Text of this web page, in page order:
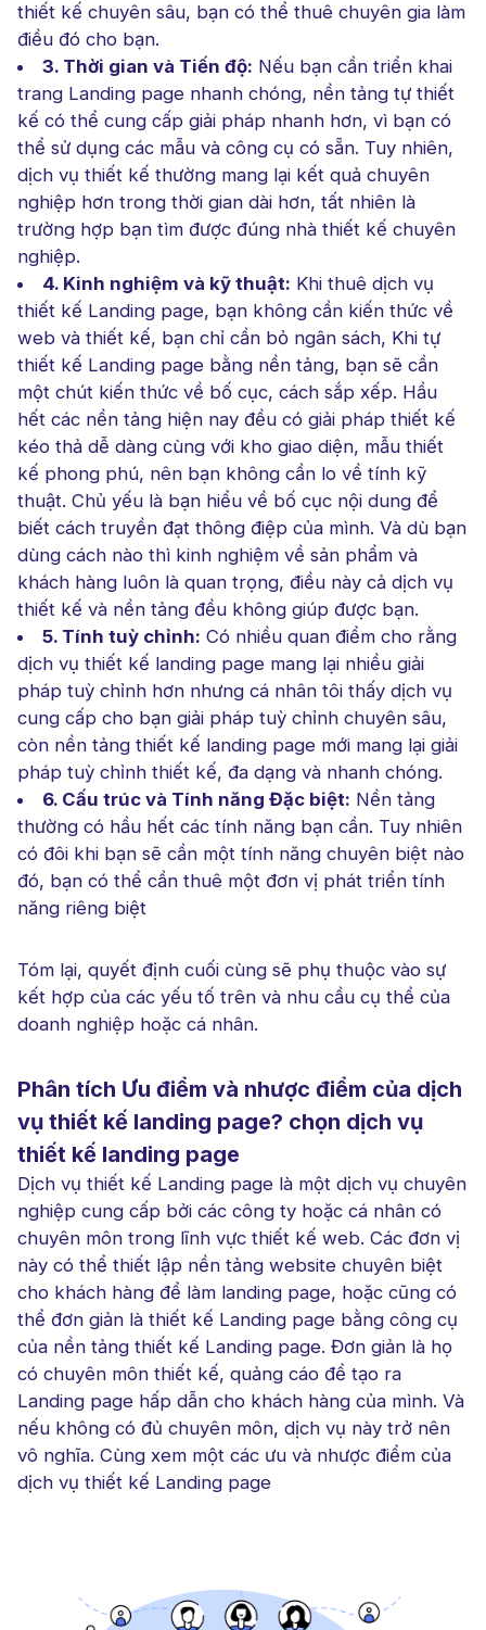
thiết kế chuyên sâu, bạn có thể thuê chuyên gia làm
điều đó cho bạn.
3. Thời gian và Tiến độ: Nếu bạn cần triển khai
trang Landing page nhanh chóng, nền tảng tự thiết
kế có thể cung cấp giải pháp nhanh hơn, vì bạn có
thể sử dụng các mẫu và công cụ có sẵn. Tuy nhiên,
dịch vụ thiết kế thường mang lại kết quả chuyên
nghiệp hơn trong thời gian dài hơn, tất nhiên là
trường hợp bạn tìm được đúng nhà thiết kế chuyên
nghiệp.
4. Kinh nghiệm và kỹ thuật: Khi thuê dịch vụ
thiết kế Landing page, bạn không cần kiến thức về
web và thiết kế, bạn chỉ cần bỏ ngân sách, Khi tự
thiết kế Landing page bằng nền tảng, bạn sẽ cần
một chút kiến thức về bố cục, cách sắp xếp. Hầu
hết các nền tảng hiện nay đều có giải pháp thiết kế
kéo thả dễ dàng cùng với kho giao diện, mẫu thiết
kế phong phú, nên bạn không cần lo về tính kỹ
thuật. Chủ yếu là bạn hiểu về bố cục nội dung để
biết cách truyền đạt thông điệp của mình. Và dù bạn
dùng cách nào thì kinh nghiệm về sản phẩm và
khách hàng luôn là quan trọng, điều này cả dịch vụ
thiết kế và nền tảng đều không giúp được bạn.
5. Tính tuỳ chỉnh: Có nhiều quan điểm cho rằng
dịch vụ thiết kế landing page mang lại nhiều giải
pháp tuỳ chỉnh hơn nhưng cá nhân tôi thấy dịch vụ
cung cấp cho bạn giải pháp tuỳ chỉnh chuyên sâu,
còn nền tảng thiết kế landing page mới mang lại giải
pháp tuỳ chỉnh thiết kế, đa dạng và nhanh chóng.
6. Cấu trúc và Tính năng Đặc biệt: Nền tảng
thường có hầu hết các tính năng bạn cần. Tuy nhiên
có đôi khi bạn sẽ cần một tính năng chuyên biệt nào
đó, bạn có thể cần thuê một đơn vị phát triển tính
năng riêng biệt
Tóm lại, quyết định cuối cùng sẽ phụ thuộc vào sự
kết hợp của các yếu tố trên và nhu cầu cụ thể của
doanh nghiệp hoặc cá nhân.
Phân tích Ưu điểm và nhược điểm của dịch
vụ thiết kế landing page? chọn dịch vụ
thiết kế landing page
Dịch vụ thiết kế Landing page là một dịch vụ chuyên
nghiệp cung cấp bởi các công ty hoặc cá nhân có
chuyên môn trong lĩnh vực thiết kế web. Các đơn vị
này có thể thiết lập nền tảng website chuyên biệt
cho khách hàng để làm landing page, hoặc cũng có
thể đơn giản là thiết kế Landing page bằng công cụ
của nền tảng thiết kế Landing page. Đơn giản là họ
có chuyên môn thiết kế, quảng cáo để tạo ra
Landing page hấp dẫn cho khách hàng của mình. Và
nếu không có đủ chuyên môn, dịch vụ này trở nên
vô nghĩa. Cùng xem một các ưu và nhược điểm của
dịch vụ thiết kế Landing page